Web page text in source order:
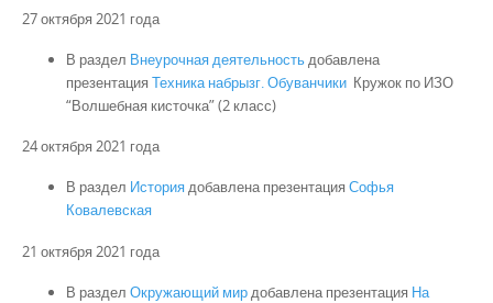
27 октября 2021 года
В раздел Внеурочная деятельностьдобавлена
презентация Техника набрызг. Обуванчики Кружок по ИЗО
“Волшебная кисточка” (2 класс)
24 октября 2021 года
В раздел Историядобавлена презентация Софья
Ковалевская
21 октября 2021 года
В раздел Окружающий мирдобавлена презентация На